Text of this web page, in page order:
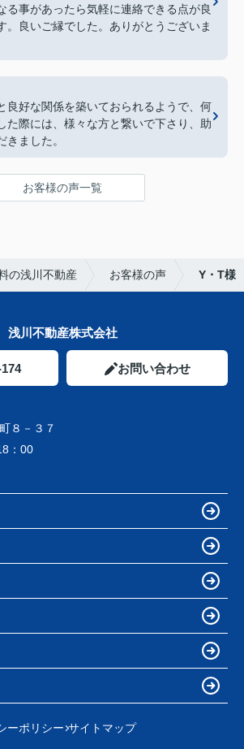
る事があったら気軽に連絡できる点が良
。良いご縁でした。ありがとうございま
良好な関係を築いておられるようで、何
た際には、様々な方と繋いで下さり、助
きました。
お客様の声一覧
の浅川不動産 お客様の声 Y・T様
浅川不動産株式会社
お問い合わせ
８－３７
：00
ーポリシー サイトマップ